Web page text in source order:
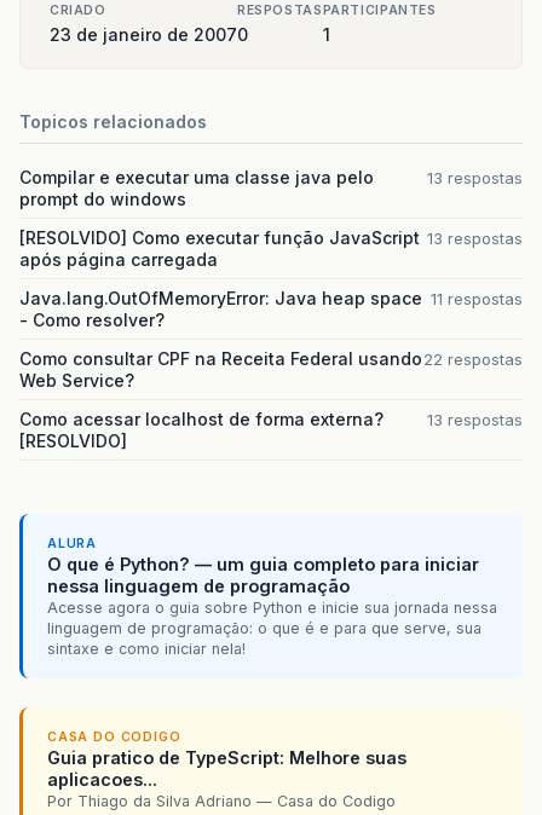
CRIADO
23 de janeiro de 2007
RESPOSTAS
0
PARTICIPANTES
1
Topicos relacionados
Compilar e executar uma classe java pelo
prompt do windows
13 respostas
[RESOLVIDO] Como executar função JavaScript
após página carregada
13 respostas
Java.lang.OutOfMemoryError: Java heap space
- Como resolver?
11 respostas
Como consultar CPF na Receita Federal usando
Web Service?
22 respostas
Como acessar localhost de forma externa?
[RESOLVIDO]
13 respostas
ALURA
O que é Python? — um guia completo para iniciar
nessa linguagem de programação
Acesse agora o guia sobre Python e inicie sua jornada nessa
linguagem de programação: o que é e para que serve, sua
sintaxe e como iniciar nela!
CASA DO CODIGO
Guia pratico de TypeScript: Melhore suas
aplicacoes...
Por Thiago da Silva Adriano — Casa do Codigo